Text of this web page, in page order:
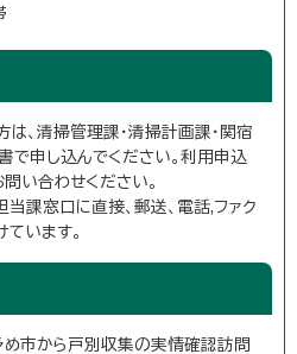
、清掃管理課・清掃計画課・関宿
で申し込んでください。利用申込
い合わせください。
課窓口に直接、郵送、電話,ファク
います。
め市から戸別収集の実情確認訪問